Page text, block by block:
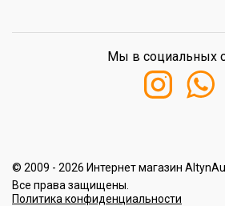
© 2009 - 2026 Интернет магазин
Все права защищены.
Политика конфиденциальности
Мы в социальных